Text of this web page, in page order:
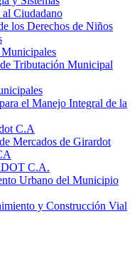
Ciudadano
los Derechos de Niños
Tributación Municipal
el Manejo Integral de la
C.A
Mercados de Girardot
C.A.
Urbano del Municipio
y Construcción Vial